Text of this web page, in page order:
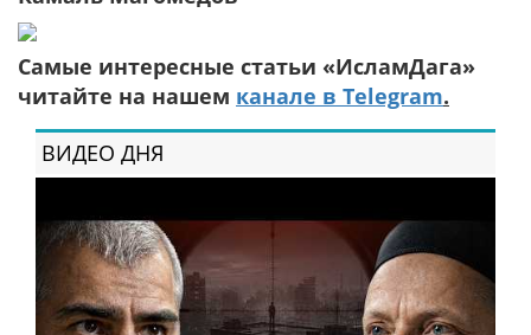
Самые интересные статьи «ИсламДага»
читайте на нашем канале в Telegram.
ВИДЕО ДНЯ